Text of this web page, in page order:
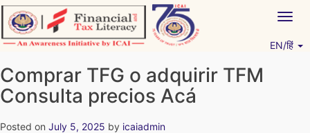
Skip
to
content
EN/हिं
Comprar TFG o adquirir TFM
Consulta precios Acá
Posted on July 5, 2025 by icaiadmin